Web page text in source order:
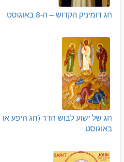
חג דומיניק הקדוש – ה-8 באוגוסט
באוגוסט